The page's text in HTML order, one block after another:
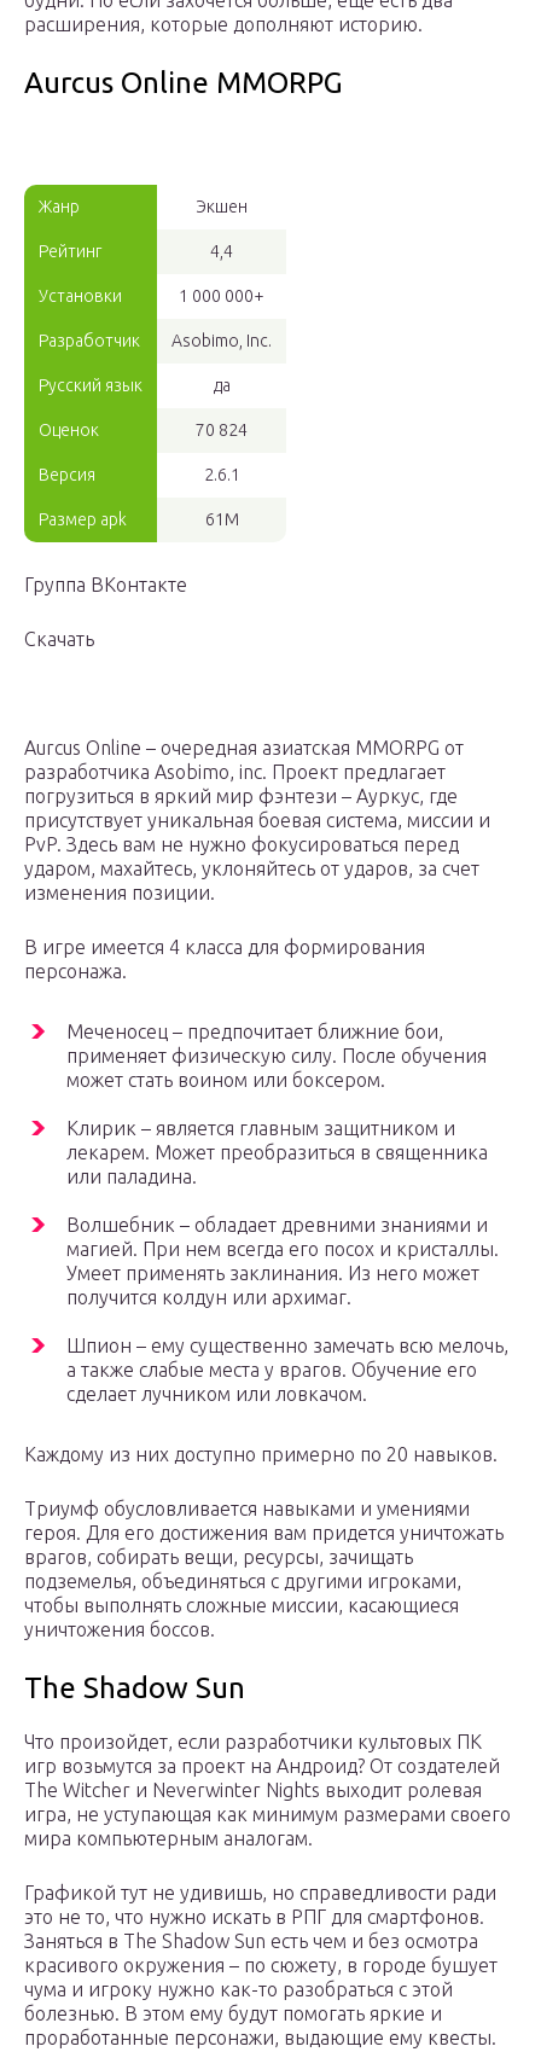
расширения, которые дополняют историю.
Aurcus Online MMORPG
Жанр Экшен
Рейтинг 4,4
Установки 1 000 000+
Разработчик Asobimo, Inc.
Русский язык да
Оценок 70 824
Версия 2.6.1
Размер apk 61M
Группа ВКонтакте
Скачать
Aurcus Online – очередная азиатская MMORPG от
разработчика Asobimo, inc. Проект предлагает
погрузиться в яркий мир фэнтези – Ауркус, где
присутствует уникальная боевая система, миссии и
PvP. Здесь вам не нужно фокусироваться перед
ударом, махайтесь, уклоняйтесь от ударов, за счет
изменения позиции.
В игре имеется 4 класса для формирования
персонажа.
Меченосец – предпочитает ближние бои,
применяет физическую силу. После обучения
может стать воином или боксером.
Клирик – является главным защитником и
лекарем. Может преобразиться в священника
или паладина.
Волшебник – обладает древними знаниями и
магией. При нем всегда его посох и кристаллы.
Умеет применять заклинания. Из него может
получится колдун или архимаг.
Шпион – ему существенно замечать всю мелочь,
а также слабые места у врагов. Обучение его
сделает лучником или ловкачом.
Каждому из них доступно примерно по 20 навыков.
Триумф обусловливается навыками и умениями
героя. Для его достижения вам придется уничтожать
врагов, собирать вещи, ресурсы, зачищать
подземелья, объединяться с другими игроками,
чтобы выполнять сложные миссии, касающиеся
уничтожения боссов.
The Shadow Sun
Что произойдет, если разработчики культовых ПК
игр возьмутся за проект на Андроид? От создателей
The Witcher и Neverwinter Nights выходит ролевая
игра, не уступающая как минимум размерами своего
мира компьютерным аналогам.
Графикой тут не удивишь, но справедливости ради
это не то, что нужно искать в РПГ для смартфонов.
Заняться в The Shadow Sun есть чем и без осмотра
красивого окружения – по сюжету, в городе бушует
чума и игроку нужно как-то разобраться с этой
болезнью. В этом ему будут помогать яркие и
проработанные персонажи, выдающие ему квесты.